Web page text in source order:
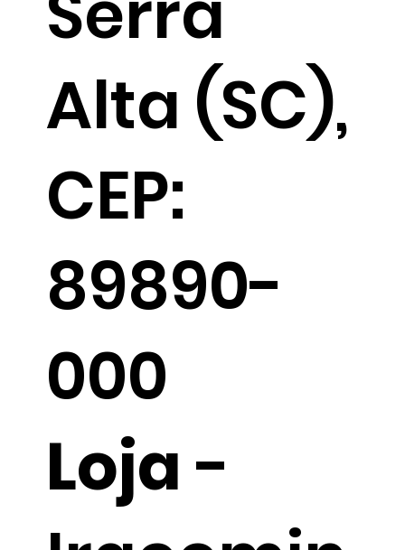
Alta (SC),
CEP:
89890-
000
Loja-